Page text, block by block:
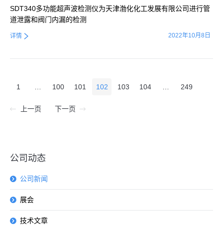
SDT340多功能超声波检测仪为天津渤化化工发展有限公司进行管
道泄露和阀门内漏的检测
2022年10月8日
详情
1 … 100 101 102 103 104 … 249
上一页 下一页
公司动态
公司新闻
展会
技术文章